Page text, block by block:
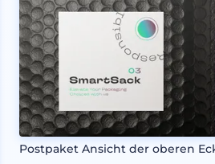
Postpaket Ansicht der oberen